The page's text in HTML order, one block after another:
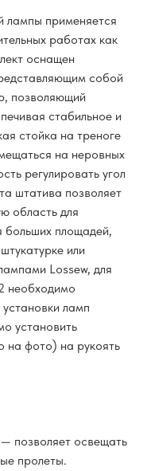
лампы применяется
работах как
оснащен
собой
позволяющий
стабильное и
стойка на треноге
на неровных
регулировать угол
штатива позволяет
область для
больших площадей,
или
Lossew, для
необходимо
ламп
установить
на фото) на рукоять
позволяет освещать
пролеты.